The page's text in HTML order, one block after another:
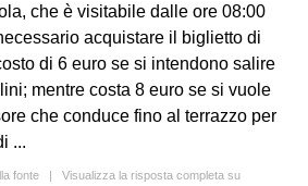
che è visitabile dalle ore 08:00
acquistare il biglietto di
di 6 euro se si intendono salire
mentre costa 8 euro se si vuole
che conduce fino al terrazzo per
...
fonte | Visualizza la risposta completa su